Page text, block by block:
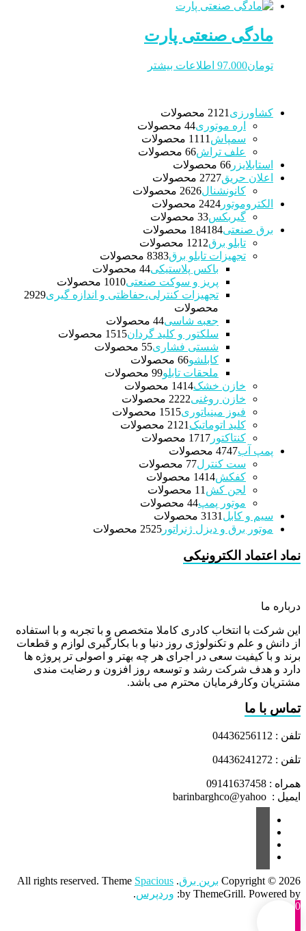
مادگی صنعتی پارت
تومان97.000 اطلاعات بیشتر
کشاورزی 21 21 محصولات
اره موتوری 44 محصولات
سمپاش
11 11 محصولات
علف تراش 66 محصولات
استابلایزر
66 محصولات
اعلان حریق
2727 محصولات
کانونشنال
2626 محصولات
الکتروموتور
2424 محصولات
گیربکس 33 محصولات
برق صنعتی
184184 محصولات
تابلو برق
1212 محصولات
تجهیزات تابلو برق
8383 محصولات
باکس پلاستیکی 44 محصولات
پریز و سوکت صنعتی
1010 محصولات
تجهیزات کنترلی،حفاظتی و اندازه گیری
2929
محصولات
جعبه شاسی 44 محصولات
سلکتور و کلید گردان
1515 محصولات
شستی فشاری 55 محصولات
کابلشو 66 محصولات
ملحقات تابلو 99 محصولات
خازن خشک
1414 محصولات
خازن روغنی
2222 محصولات
فیوز مینیاتوری
1515 محصولات
کلید اتوماتیک
21 21 محصولات
کنتاکتور
1717 محصولات
پمپ آب
4747 محصولات
ست کنترل 77 محصولات
کفکش
1414 محصولات
لجن کش
1 1 محصولات
موتور پمپ 44 محصولات
سیم و کابل
3131 محصولات
موتور برق و دیزل ژنراتور
2525 محصولات
نماد اعتماد الکترونیکی
درباره ما
این شرکت با انتخاب کادری کاملا متخصص و با تجربه و با استفاده
از دانش و علم و تکنولوژی روز دنیا و با بکارگیری لوازم و قطعات
برند و با کیفیت سعی در اجرای هر چه بهتر و اصولی تر پروژه ها
دارد و هدف شرکت رشد و توسعه روز افزون و رضایت مندی
مشتریان وکارفرمایان محترم می باشد.
تماس با ما
تلفن : 04436256112
تلفن : 04436241272
همراه : 09141637458
ایمیل : barinbarghco@yahoo
Copyright © 2026 برین برق. All rights reserved. Theme
Spacious
by ThemeGrill. Powered by: وردپرس.
0